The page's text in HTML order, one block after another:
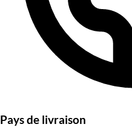
Pays de livraison